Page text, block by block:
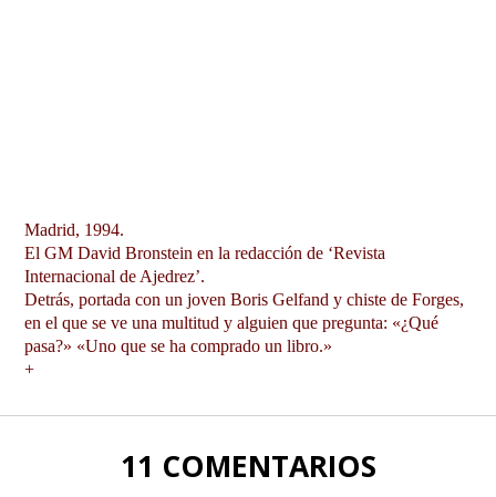
Madrid, 1994.
El GM David Bronstein en la redacción de ‘Revista
Internacional de Ajedrez’.
Detrás, portada con un joven Boris Gelfand y chiste de Forges,
en el que se ve una multitud y alguien que pregunta: «¿Qué
pasa?» «Uno que se ha comprado un libro.»
+
11 COMENTARIOS